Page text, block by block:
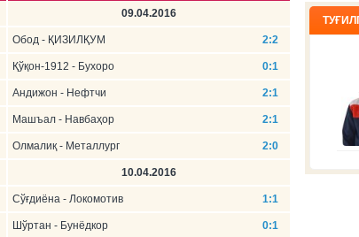
09.04.2016
Обод - ҚИЗИЛҚУМ 2:2
Қўқон-1912 - Бухоро 0:1
Андижон - Нефтчи 2:1
Машъал - Навбаҳор 2:1
Олмалиқ - Металлург 2:0
10.04.2016
Сўғдиёна - Локомотив 1:1
Шўртан - Бунёдкор 0:1